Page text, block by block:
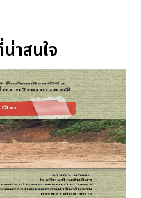
าสนใจ